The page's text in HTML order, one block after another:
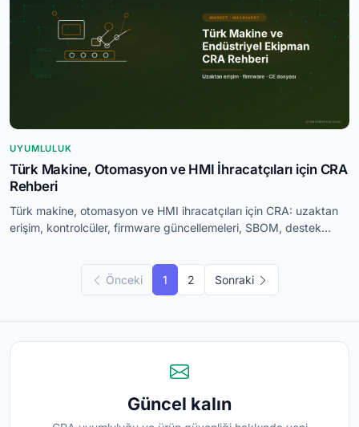
UYUMLULUK
Türk Makine, Otomasyon ve HMI İhracatçıları için CRA
Rehberi
Türk makine, otomasyon ve HMI ihracatçıları için CRA: uzaktan
erişim, kontrolcüler, firmware güncellemeleri, SBOM, destek
Önceki 1 2 Sonraki
Güncel kalın